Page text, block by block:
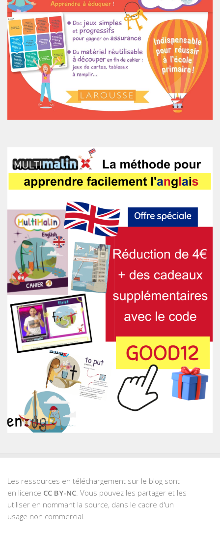
Les ressources en téléchargement sur le blog sont
en licence CC BY-NC. Vous pouvez les partager et les
utiliser en nommant la source, dans le cadre d'un
usage non commercial.